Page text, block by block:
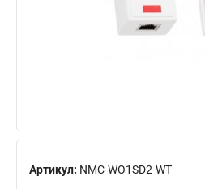
Артикул: NMC-WO1SD2-WT